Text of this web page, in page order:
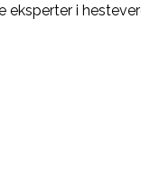
eksperter i